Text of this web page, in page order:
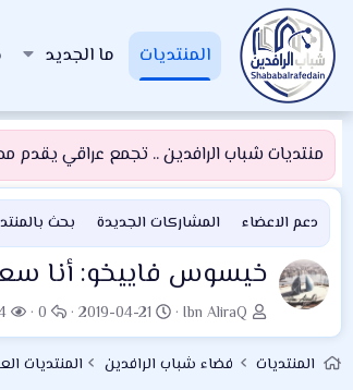
المنتديات ما الجديد
منتديات شباب الرافدين .. تجمع عراقي يقدم
دعم الاعضاء المشاركات الجديدة بحث
خيسوس فاييخو: أنا
ب
ا
د
Ibn AliraQ
ت
ا
ر
2019-04-21
ا
ل
ر
0
ا
ل
م
المنتديات فضاء شباب الرافدين المنتديات